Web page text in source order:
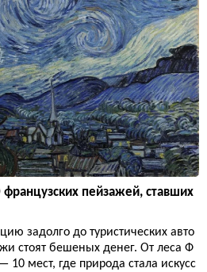
пейзажей, ставших
задолго до туристических авто
стоят бешеных денег. От леса Ф
мест, где природа стала искусс